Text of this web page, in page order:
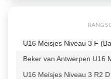
U16 Meisjes Niveau 3 F
Beker van Antwerpen U16
U16 Meisjes Niveau 3 R2